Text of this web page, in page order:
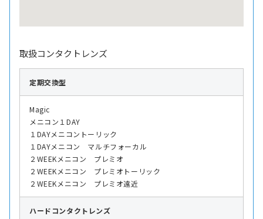
取扱コンタクトレンズ
定期交換型
Magic
メニコン１DAY
１DAYメニコントーリック
１DAYメニコン マルチフォーカル
２WEEKメニコン プレミオ
２WEEKメニコン プレミオトーリック
２WEEKメニコン プレミオ遠近
ハード コンタクトレンズ